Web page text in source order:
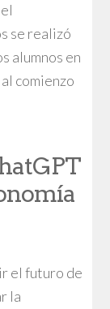
se realizó
alumnos en
comienzo
el futuro de
la